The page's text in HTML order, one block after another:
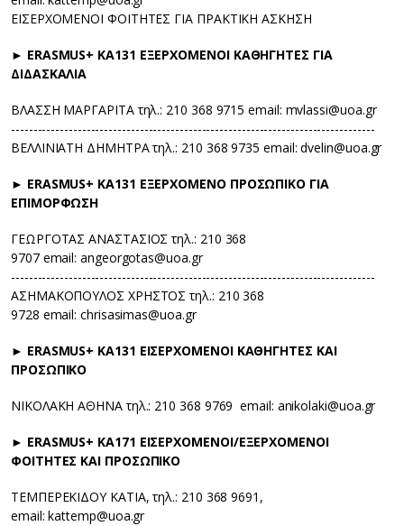
ΕΙΣΕΡΧΟΜΕΝΟΙ ΦΟΙΤΗΤΕΣ ΓΙΑ ΠΡΑΚΤΙΚΗ ΑΣΚΗΣΗ
► ERASMUS+ KA131 ΕΞΕΡΧΟΜΕΝΟΙ ΚΑΘΗΓΗΤΕΣ ΓΙΑ
ΔΙΔΑΣΚΑΛΙΑ
ΒΛΑΣΣΗ ΜΑΡΓΑΡΙΤΑ τηλ.: 210 368 9715 email: mvlassi@uoa.gr
----------------------------------------------------------------------------------
ΒΕΛΛΙΝΙΑΤΗ ΔΗΜΗΤΡΑ τηλ.: 210 368 9735 email: dvelin@uoa.gr
► ERASMUS+ KA131 ΕΞΕΡΧΟΜΕΝΟ ΠΡΟΣΩΠΙΚΟ ΓΙΑ
ΕΠΙΜΟΡΦΩΣΗ
ΓΕΩΡΓΟΤΑΣ ΑΝΑΣΤΑΣΙΟΣ τηλ.: 210 368
9707 email: angeorgotas@uoa.gr
----------------------------------------------------------------------------------
ΑΣΗΜΑΚΟΠΟΥΛΟΣ ΧΡΗΣΤΟΣ τηλ.: 210 368
9728 email: chrisasimas@uoa.gr
► ERASMUS+ KA131 ΕΙΣΕΡΧΟΜΕΝΟΙ ΚΑΘΗΓΗΤΕΣ ΚΑΙ
ΠΡΟΣΩΠΙΚΟ
ΝΙΚΟΛΑΚΗ ΑΘΗΝΑ τηλ.: 210 368 9769 email: anikolaki@uoa.gr
► ERASMUS+ KA171 ΕΙΣΕΡΧΟΜΕΝΟΙ/ΕΞΕΡΧΟΜΕΝΟΙ
ΦΟΙΤΗΤΕΣ ΚΑΙ ΠΡΟΣΩΠΙΚΟ
ΤΕΜΠΕΡΕΚΙΔΟΥ ΚΑΤΙΑ, τηλ.: 210 368 9691,
email: kattemp@uoa.gr